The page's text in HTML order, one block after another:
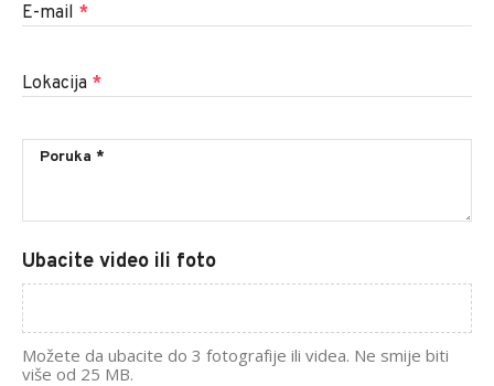
E-mail *
Lokacija *
Ubacite video ili foto
Možete da ubacite do 3 fotografije ili videa. Ne smije biti
više od 25 MB.